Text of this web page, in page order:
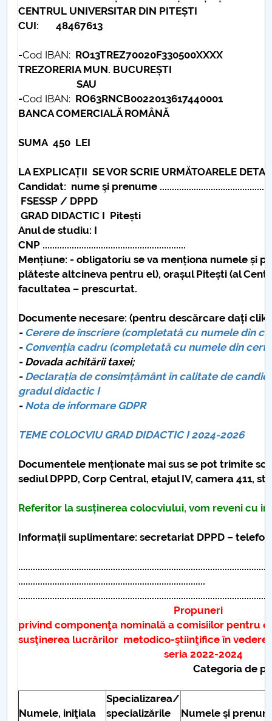
CENTRUL UNIVERSITAR DIN PITEȘTI
CUI: 48467613
-Cod IBAN: RO13TREZ70020F330500XXXX
TREZORERIA MUN. BUCUREȘTI
SAU
-Cod IBAN: RO63RNCB0022013617440001
BANCA COMERCIALĂ ROMÂNĂ
SUMA 450 LEI
LA EXPLICAȚII SE VOR SCRIE URMĂTOARELE
Candidat: nume şi prenume
FSESSP / DPPD
GRAD DIDACTIC I Pitești
Anul de studiu: I
CNP ...........................................................
Mențiune: - obligatoriu se va menționa numele și
plăteste altcineva pentru el), orașul Pitești (al
facultatea – prescurtat.
Documente necesare: (pentru descărcare dați clik
- Cerere de înscriere (completată cu numele din
- Convenția cadru (completată cu numele din
- Dovada achitării taxei;
- Declarația de consimțământ în calitate de
gradul didactic I
- Nota de informare GDPR
TEME COLOCVIU GRAD DIDACTIC I 2024-2026
Documentele menționate mai sus se pot trimite
sediul DPPD, Corp Central, etajul IV, camera 411,
Referitor la susținerea colocviului, vom reveni cu
Informații suplimentare: secretariat DPPD – telefon
.............................................................................
Propuneri
privind componenţa nominală a comisiilor pentru
susţinerea lucrărilor metodico-ştiinţifice în
seria 2022-2024
Categoria de personal
Numele, iniţiala
Specializarea/
specializările
Numele şi